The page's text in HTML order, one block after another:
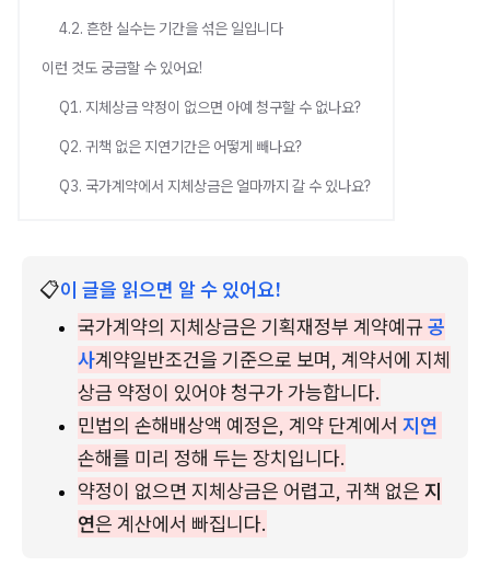
4.2. 흔한 실수는 기간을 섞은 일입니다
이런 것도 궁금할 수 있어요!
Q1. 지체상금 약정이 없으면 아예 청구할 수 없나요?
Q2. 귀책 없은 지연기간은 어떻게 빼나요?
Q3. 국가계약에서 지체상금은 얼마까지 갈 수 있나요?
📋이 글을 읽으면 알 수 있어요!
국가계약의 지체상금은 기획재정부 계약예규 공
사계약일반조건을 기준으로 보며, 계약서에 지체
상금 약정이 있어야 청구가 가능합니다.
민법의 손해배상액 예정은, 계약 단계에서 지연
손해를 미리 정해 두는 장치입니다.
약정이 없으면 지체상금은 어렵고, 귀책 없은 지
연은 계산에서 빠집니다.